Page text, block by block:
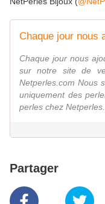
Chaque jour nous
sur notre site de
Netperles.com Nous
uniquement des
perles chez Netperles.
Partager